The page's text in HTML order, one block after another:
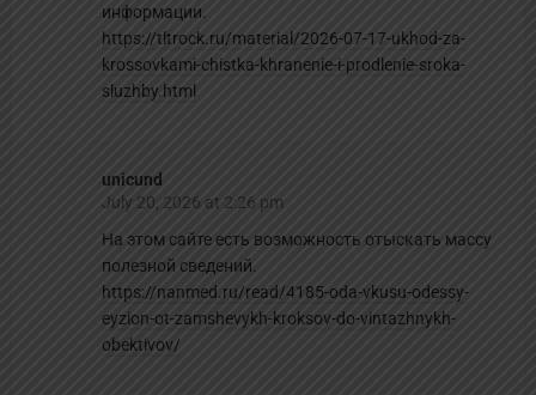
информации.
https://tltrock.ru/material/2026-07-17-ukhod-za-
krossovkami-chistka-khranenie-i-prodlenie-sroka-
sluzhby.html
unicund
July 20, 2026 at 2:26 pm
На этом сайте есть возможность отыскать массу
полезной сведений.
https://nanmed.ru/read/4185-oda-vkusu-odessy-
eyzion-ot-zamshevykh-kroksov-do-vintazhnykh-
obektivov/